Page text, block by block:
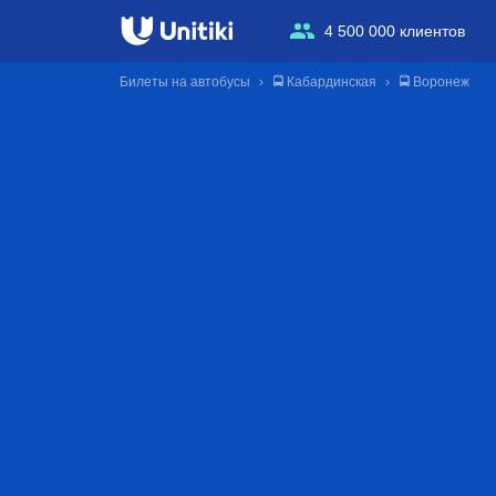
4 500 000 клиентов
Билеты на автобусы 🚍 Кабардинская 🚍 Воронеж